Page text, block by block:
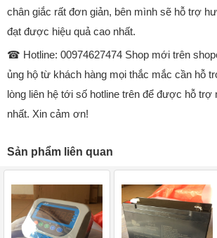
chân giắc rất đơn giản, bên mình sẽ hỗ trợ
đạt được hiệu quả cao nhất.
☎ Hotline: 00974627474 Shop mới trên
ủng hộ từ khách hàng mọi thắc mắc cần hỗ
lòng liên hệ tới số hotline trên để được hỗ trợ
nhất. Xin cảm ơn!
Sản phẩm liên quan